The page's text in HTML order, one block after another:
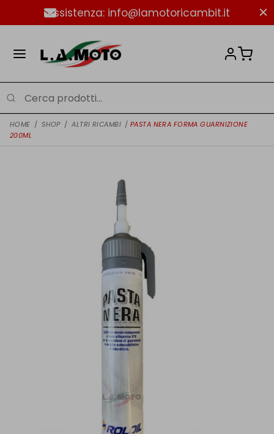
Assistenza: info@lamotoricambit.it
HOME / SHOP / ALTRI RICAMBI / PASTA NERA FORMA GUARNIZIONE
200ML